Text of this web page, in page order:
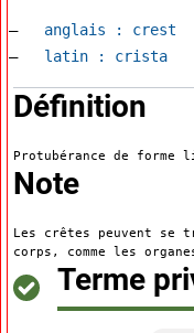
Accéder à la
anglais : crest
Accéder à la
latin : crista
Définition
Protubérance de forme
Note:
Les crêtes peuvent se
corps, comme les
Terme